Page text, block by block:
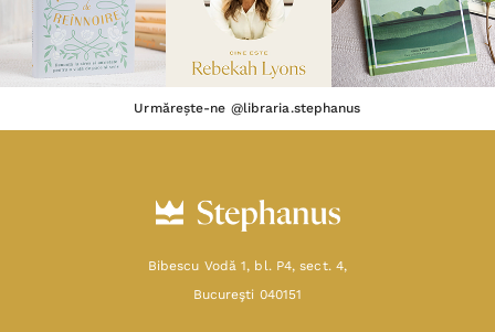
Urmărește-ne @libraria.stephanus
Bibescu Vodă 1, bl. P4, sect. 4,
Bucureşti 040151